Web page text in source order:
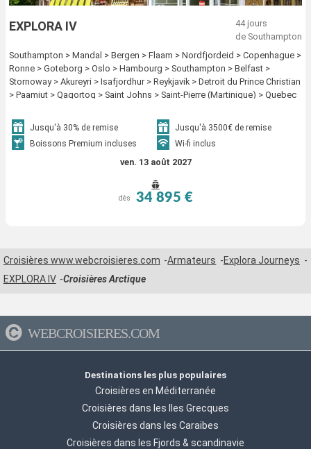
EXPLORA IV
44 jours
de Southampton
Southampton > Mandal > Bergen > Flaam > Nordfjordeid > Copenhague >
Ronne > Goteborg > Oslo > Hambourg > Southampton > Belfast >
Stornoway > Akureyri > Isafjordhur > Reykjavik > Detroit du Prince Christian
> Paamiut > Qaqortoq > Saint Johns > Saint-Pierre (Martinique) > Quebec
Jusqu'à 30% de remise
Jusqu'à 3500€ de remise
Boissons Premium incluses
Wi-fi inclus
ven. 13 août 2027
dès 34 895 €
Croisières www.webcroisieres.com Armateurs
Explora Journeys
EXPLORA IV
Croisières Arctique
WEBCROISIERES.COM
Destinations les plus populaires
Croisières en Méditerranée
Croisières dans les Iles Grecques
Croisières dans les Caraibes
Croisières dans les Fjords & scandinavie